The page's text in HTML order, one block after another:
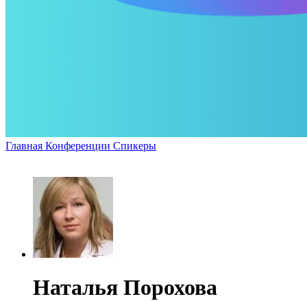
Главная Конференции Спикеры
Наталья Порохова